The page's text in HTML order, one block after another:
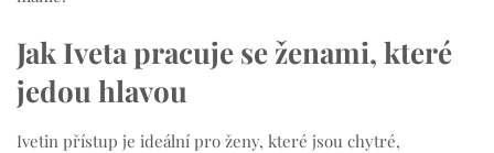
Jak Iveta pracuje se ženami, které
jedou hlavou
Ivetin přístup je ideální pro ženy, které jsou chytré,